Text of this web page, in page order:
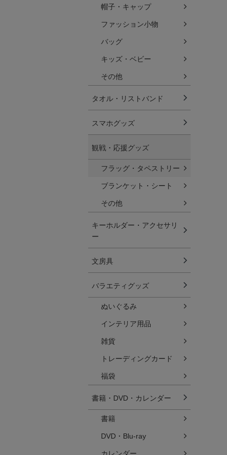
帽子・キャップ
ファッション小物
バッグ
キッズ・ベビー
その他
タオル・リストバンド
スマホグッズ
観戦・応援グッズ
フラッグ・タペストリー
ブランケット・シート
その他
キーホルダー・アクセサリ
ー
文房具
バラエティグッズ
ぬいぐるみ
インテリア用品
雑貨
トレーディングカード
福袋
書籍・DVD・カレンダー
書籍
DVD・Blu-ray